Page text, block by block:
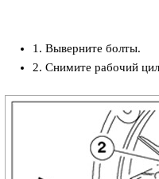
1. Выверните болты.
2. Снимите рабочий